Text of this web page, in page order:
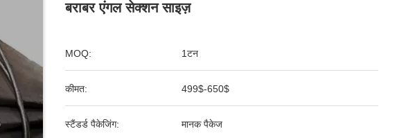
बराबर एंगल सेक्शन साइज़
MOQ: 1टन
कीमत: 499$-650$
स्टैंडर्ड पैकेजिंग: मानक पैकेज